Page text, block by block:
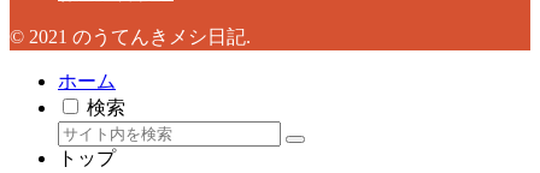
© 2021 のうてんきメシ日記.
ホーム
検索
トップ